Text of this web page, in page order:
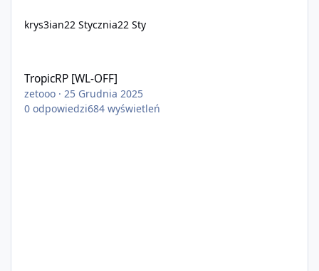
krys3ian22 Stycznia22 Sty
TropicRP [WL-OFF]
zetooo ·25 Grudnia 2025
0 odpowiedzi684 wyświetleń